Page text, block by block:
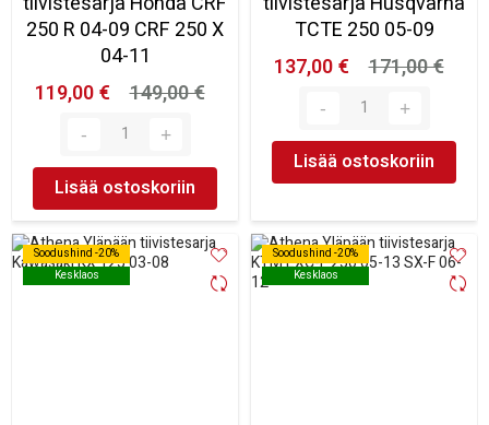
250 R 04-09 CRF 250 X
04-11
119,00 €
149,00 €
Lisää ostoskoriin
TCTE 250 05-09
137,00 €
171,00 €
Lisää ostoskoriin
Soodushind -20%
Kesklaos
Soodushind -20%
Kesklaos
Soodushind -20%
Kesklaos
Soodushind -20%
Kesklaos